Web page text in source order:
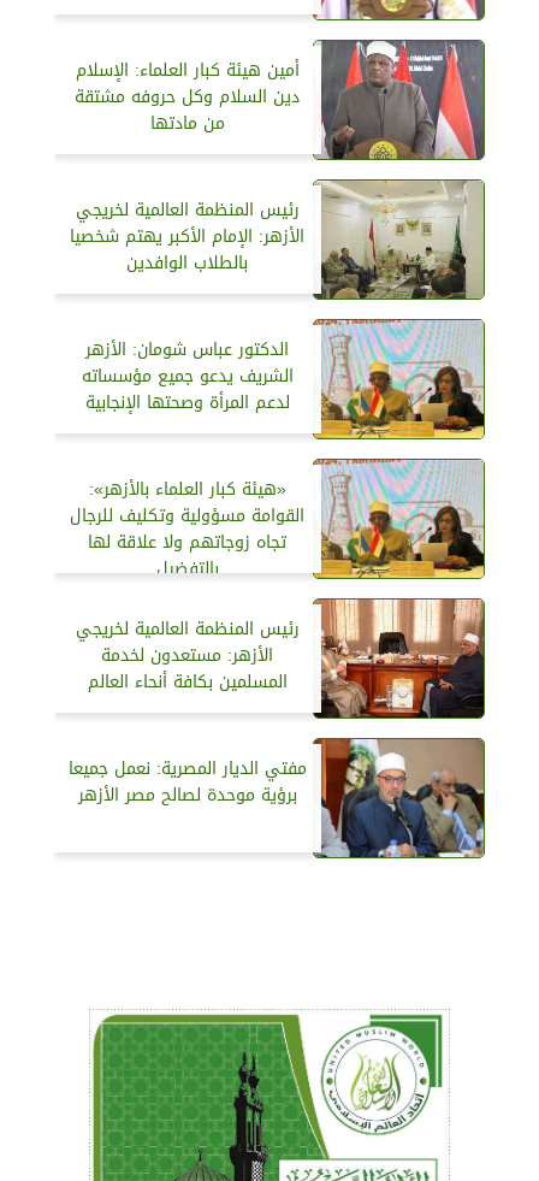
أمين هيئة كبار العلماء: الإسلام
دين السلام وكل حروفه مشتقة
من مادتها
رئيس المنظمة العالمية لخريجي
الأزهر: الإمام الأكبر يهتم شخصيا
بالطلاب الوافدين
الدكتور عباس شومان: الأزهر
الشريف يدعو جميع مؤسساته
لدعم المرأة وصحتها الإنجابية
«هيئة كبار العلماء بالأزهر»:
القوامة مسؤولية وتكليف للرجال
تجاه زوجاتهم ولا علاقة لها
بالتفضيل
رئيس المنظمة العالمية لخريجي
الأزهر: مستعدون لخدمة
المسلمين بكافة أنحاء العالم
مفتي الديار المصرية: نعمل جميعا
برؤية موحدة لصالح مصر الأزهر